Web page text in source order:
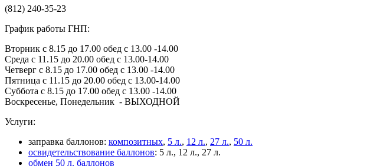
(812) 240-35-23
График работы ГНП:
Вторник с 8.15 до 17.00 обед с 13.00 -14.00
Среда с 11.15 до 20.00 обед с 13.00-14.00
Четверг с 8.15 до 17.00 обед с 13.00 -14.00
Пятница с 11.15 до 20.00 обед с 13.00-14.00
Суббота с 8.15 до 17.00 обед с 13.00 -14.00
Воскресенье, Понедельник - ВЫХОДНОЙ
Услуги:
заправка баллонов: композитных, 5 л., 12 л., 27 л., 50 л.
освидетельствование баллонов: 5 л., 12 л., 27 л.
обмен 50 л. баллонов